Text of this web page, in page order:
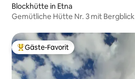
Blockhütte in Etna
Gemütliche Hütte Nr. 3 mit Bergblick
Beliebter Gäste-Favorit.
Gäste-Favorit